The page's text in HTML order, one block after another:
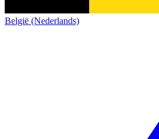
België (Nederlands)